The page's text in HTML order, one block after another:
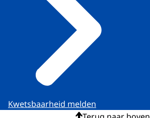
Kwetsbaarheid melden